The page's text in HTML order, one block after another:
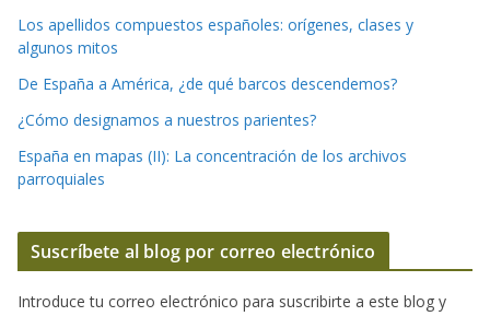
Los apellidos compuestos españoles: orígenes, clases y
algunos mitos
De España a América, ¿de qué barcos descendemos?
¿Cómo designamos a nuestros parientes?
España en mapas (II): La concentración de los archivos
parroquiales
Suscríbete al blog por correo electrónico
Introduce tu correo electrónico para suscribirte a este blog y